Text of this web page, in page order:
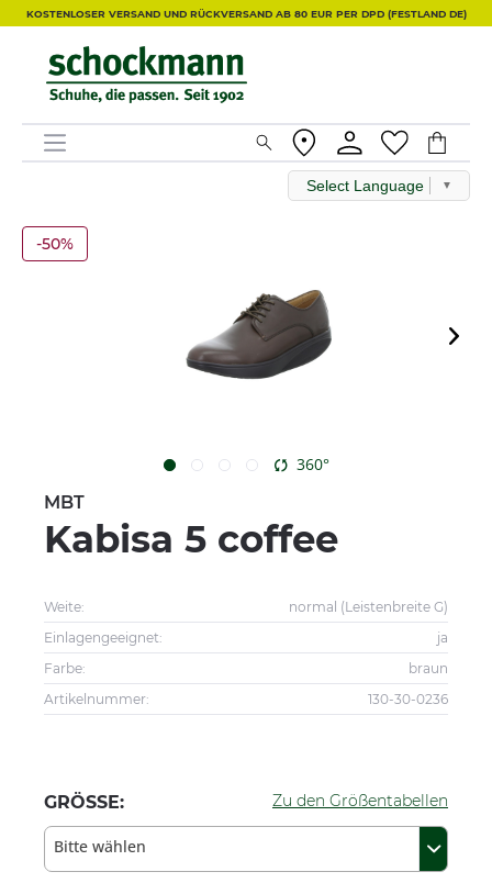
KOSTENLOSER VERSAND UND RÜCKVERSAND AB 80 EUR PER DPD (FESTLAND DE)
Select Language ▼
-50%
360°
MBT
Kabisa 5 coffee
Weite:
normal (Leistenbreite G)
Einlagengeeignet:
ja
Farbe:
braun
Artikelnummer:
130-30-0236
GRÖSSE: Zu den Größentabellen
Bitte wählen